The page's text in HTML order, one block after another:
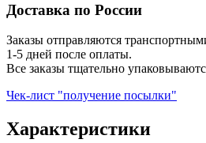
Доставка по России
Заказы отправляются
1-5 дней после оплаты.
Все заказы тщательно
Чек-лист "получение посылки"
Характеристики